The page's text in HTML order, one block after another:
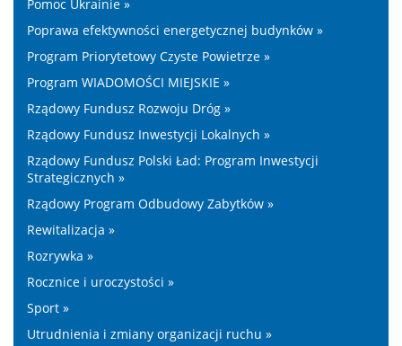
Pomoc Ukrainie »
Poprawa efektywności energetycznej budynków »
Program Priorytetowy Czyste Powietrze »
Program WIADOMOŚCI MIEJSKIE »
Rządowy Fundusz Rozwoju Dróg »
Rządowy Fundusz Inwestycji Lokalnych »
Rządowy Fundusz Polski Ład: Program Inwestycji
Strategicznych »
Rządowy Program Odbudowy Zabytków »
Rewitalizacja »
Rozrywka »
Rocznice i uroczystości »
Sport »
Utrudnienia i zmiany organizacji ruchu »